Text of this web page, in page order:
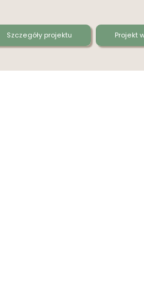
Szczegóły projektu Projekt